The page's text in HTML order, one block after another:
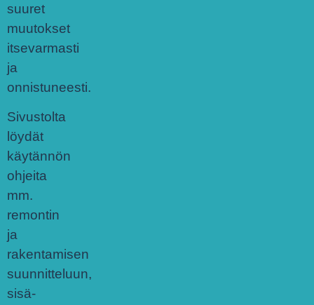
suuret
muutokset
itsevarmasti
ja
onnistuneesti.
Sivustolta
löydät
käytännön
ohjeita
mm.
remontin
ja
rakentamisen
suunnitteluun,
sisä-